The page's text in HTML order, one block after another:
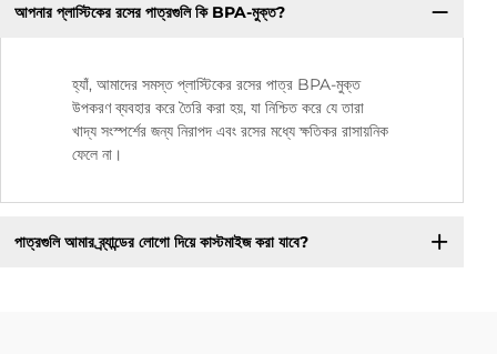
আপনার প্লাস্টিকের রসের পাত্রগুলি কি BPA-মুক্ত?
হ্যাঁ, আমাদের সমস্ত প্লাস্টিকের রসের পাত্র BPA-মুক্ত
উপকরণ ব্যবহার করে তৈরি করা হয়, যা নিশ্চিত করে যে তারা
খাদ্য সংস্পর্শের জন্য নিরাপদ এবং রসের মধ্যে ক্ষতিকর রাসায়নিক
ফেলে না।
পাত্রগুলি আমার ব্র্যান্ডের লোগো দিয়ে কাস্টমাইজ করা যাবে?